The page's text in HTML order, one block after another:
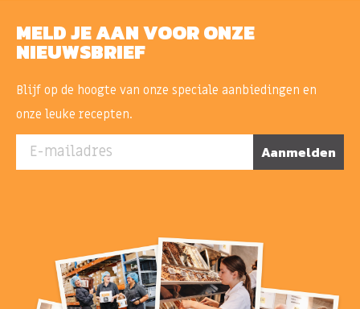
MELD JE AAN VOOR ONZE
NIEUWSBRIEF
Blijf op de hoogte van onze speciale aanbiedingen en
onze leuke recepten.
E-mailadres Aanmelden